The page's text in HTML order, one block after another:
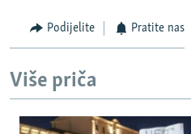
MOJA EVROPA
SVE KARTE DEJTONA
NASTANAK I RASPAD JUGOSLAVIJE
Podijelite Pratite nas
Više priča